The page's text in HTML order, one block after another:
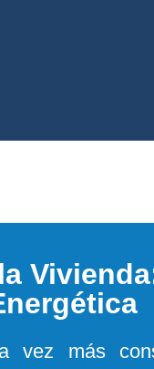
vez más